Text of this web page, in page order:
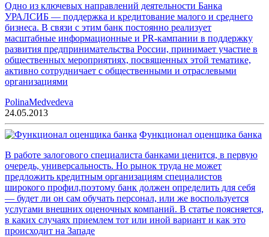
Одно из ключевых направлений деятельности Банка
УРАЛСИБ — поддержка и кредитование малого и среднего
бизнеса. В связи с этим банк постоянно реализует
масштабные информационные и PR-кампании в поддержку
развития предпринимательства России, принимает участие в
общественных мероприятиях, посвященных этой тематике,
активно сотрудничает с общественными и отраслевыми
организациями
PolinaMedvedeva
24.05.2013
Функционал оценщика банка
В работе залогового специалиста банками ценится, в первую
очередь, универсальность. Но рынок труда не может
предложить кредитным организациям специалистов
широкого профил,поэтому банк должен определить для себя
— будет ли он сам обучать персонал, или же воспользуется
услугами внешних оценочных компаний. В статье поясняется,
в каких случаях приемлем тот или иной вариант и как это
происходит на Западе